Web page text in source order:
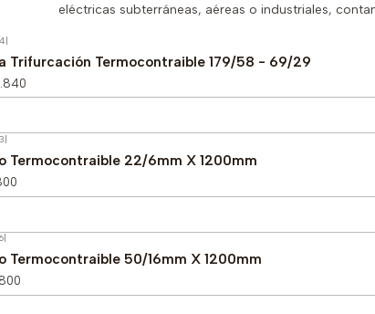
eléctricas subterráneas, aéreas o industriales,
|
Trifurcación Termocontraible 179/58 - 69/29
Termocontraible 22/6mm X 1200mm
|
Termocontraible 50/16mm X 1200mm